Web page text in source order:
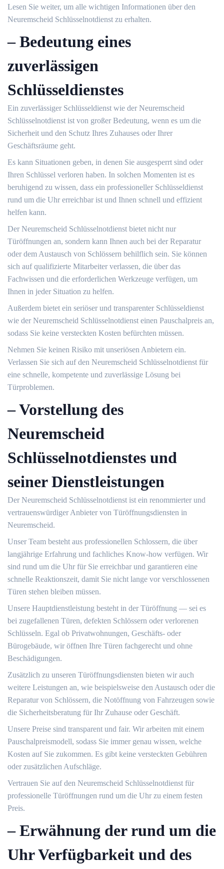
Lesen Sie weiter, um alle wichtigen Informationen über den
Neuremscheid Schlüsselnotdienst zu erhalten.​
– Bedeutung eines
zuverlässigen
Schlüsseldienstes
Ein zuverlässiger Schlüsseldienst wie der Neuremscheid
Schlüsselnotdienst ist von großer Bedeutung, wenn es um die
Sicherheit und den Schutz Ihres Zuhauses oder Ihrer
Geschäftsräume geht.​
Es kann Situationen geben, in denen Sie ausgesperrt sind oder
Ihren Schlüssel verloren haben. In solchen Momenten ist es
beruhigend zu wissen, dass ein professioneller Schlüsseldienst
rund um die Uhr erreichbar ist und Ihnen schnell und effizient
helfen kann.​
Der Neuremscheid Schlüsselnotdienst bietet nicht nur
Türöffnungen an, sondern kann Ihnen auch bei der Reparatur
oder dem Austausch von Schlössern behilflich sein. Sie können
sich auf qualifizierte Mitarbeiter verlassen, die über das
Fachwissen und die erforderlichen Werkzeuge verfügen, um
Ihnen in jeder Situation zu helfen.​
Außerdem bietet ein seriöser und transparenter Schlüsseldienst
wie der Neuremscheid Schlüsselnotdienst einen Pauschalpreis an,
sodass Sie keine versteckten Kosten befürchten müssen.
Nehmen Sie keinen Risiko mit unseriösen Anbietern ein.​
Verlassen Sie sich auf den Neuremscheid Schlüsselnotdienst für
eine schnelle, kompetente und zuverlässige Lösung bei
Türproblemen.​
– Vorstellung des
Neuremscheid
Schlüsselnotdienstes und
seiner Dienstleistungen
Der Neuremscheid Schlüsselnotdienst ist ein renommierter und
vertrauenswürdiger Anbieter von Türöffnungsdiensten in
Neuremscheid.​
Unser Team besteht aus professionellen Schlossern, die über
langjährige Erfahrung und fachliches Know-how verfügen.​ Wir
sind rund um die Uhr für Sie erreichbar und garantieren eine
schnelle Reaktionszeit, damit Sie nicht lange vor verschlossenen
Türen stehen bleiben müssen.​
Unsere Hauptdienstleistung besteht in der Türöffnung ― sei es
bei zugefallenen Türen, defekten Schlössern oder verlorenen
Schlüsseln.​ Egal ob Privatwohnungen, Geschäfts- oder
Bürogebäude, wir öffnen Ihre Türen fachgerecht und ohne
Beschädigungen.​
Zusätzlich zu unseren Türöffnungsdiensten bieten wir auch
weitere Leistungen an, wie beispielsweise den Austausch oder die
Reparatur von Schlössern, die Notöffnung von Fahrzeugen sowie
die Sicherheitsberatung für Ihr Zuhause oder Geschäft.​
Unsere Preise sind transparent und fair.​ Wir arbeiten mit einem
Pauschalpreismodell, sodass Sie immer genau wissen, welche
Kosten auf Sie zukommen.​ Es gibt keine versteckten Gebühren
oder zusätzlichen Aufschläge.​
Vertrauen Sie auf den Neuremscheid Schlüsselnotdienst für
professionelle Türöffnungen rund um die Uhr zu einem festen
Preis.​
– Erwähnung der rund um die
Uhr Verfügbarkeit und des